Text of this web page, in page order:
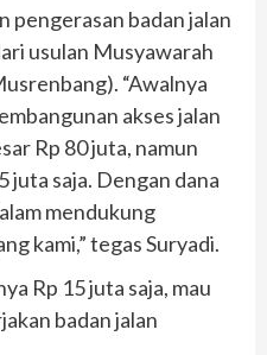
pengerasan badan jalan
usulan Musyawarah
“Awalnya
akses jalan
Rp 80 juta, namun
juta saja. Dengan dana
mendukung
kami,” tegas Suryadi.
Rp 15 juta saja, mau
badan jalan